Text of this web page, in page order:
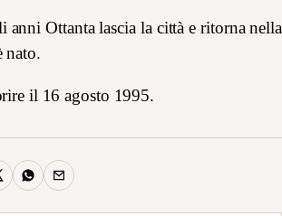
anni Ottanta lascia la città e ritorna nella
nato.
il 16 agosto 1995.